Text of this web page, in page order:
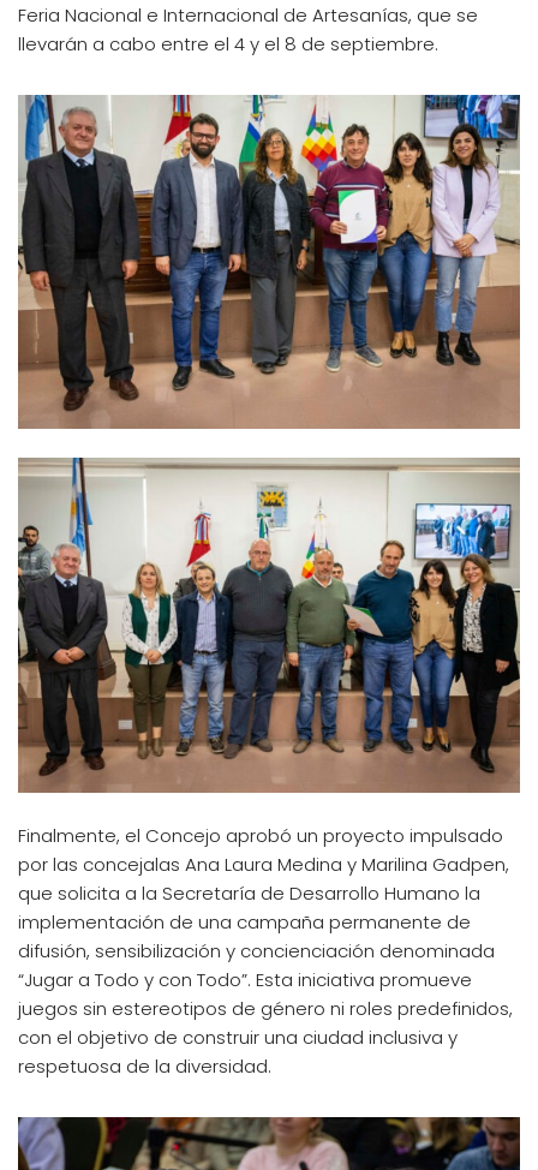
Feria Nacional e Internacional de Artesanías, que se
llevarán a cabo entre el 4 y el 8 de septiembre.
Finalmente, el Concejo aprobó un proyecto impulsado
por las concejalas Ana Laura Medina y Marilina Gadpen,
que solicita a la Secretaría de Desarrollo Humano la
implementación de una campaña permanente de
difusión, sensibilización y concienciación denominada
“Jugar a Todo y con Todo”. Esta iniciativa promueve
juegos sin estereotipos de género ni roles predefinidos,
con el objetivo de construir una ciudad inclusiva y
respetuosa de la diversidad.